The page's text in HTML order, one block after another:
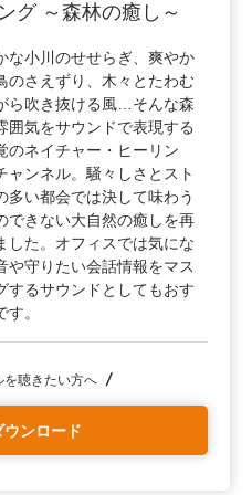
グ ～森林の癒し～
な小川のせせらぎ、爽やか
のさえずり、木々とたわむ
ら吹き抜ける風…そんな森
囲気をサウンドで表現する
のネイチャー・ヒーリン
ャンネル。騒々しさとスト
多い都会では決して味わう
できない大自然の癒しを再
した。オフィスでは気にな
や守りたい会話情報をマス
するサウンドとしてもおす
す。
を聴きたい方へ
ウンロード